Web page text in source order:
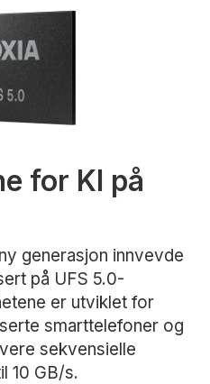
for KI på
generasjon innvevde
på UFS 5.0-
er utviklet for
smarttelefoner og
sekvensielle
10 GB/s.